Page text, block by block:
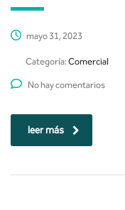
mayo 31, 2023
Categoría: Comercial
No hay comentarios
leer más